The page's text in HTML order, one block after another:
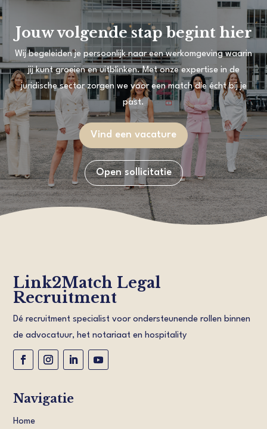
Jouw volgende stap begint hier
Wij begeleiden je persoonlijk naar een werkomgeving waarin
jij kunt groeien en uitblinken. Met onze expertise in de
juridische sector zorgen we voor een match die écht bij je
past.
Vind een vacature
Open sollicitatie
Link2Match Legal
Recruitment
Dé recruitment specialist voor ondersteunende rollen binnen
de advocatuur, het notariaat en hospitality
Navigatie
Home